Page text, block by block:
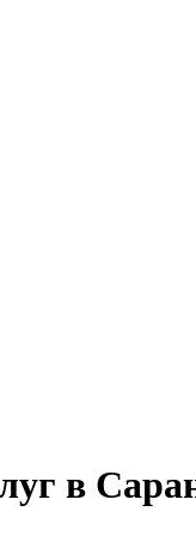
в